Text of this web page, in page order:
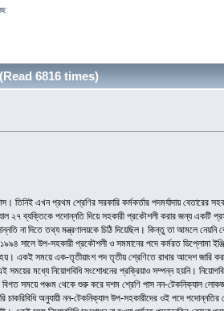
(Read 6816 times)
তিনিই এখন প্রথম শ্রেণির সরকারি কর্মকর্তার পদমর্যাদায়
ব্যক্তিকে পদোন্নতি দিয়ে সহকারী প্রকৌশলী করার জন্য একটি
না দিতে তথ্য মন্ত্রণালয়কে চিঠি দিয়েছিল। কিন্তু তা আমলে
১৯৯৪ সালে উপ-সহকারী প্রকৌশলী ও সমমানের পদে কর্মরত ডিপ্লোমা
হয়। একই সময়ে এক-তৃতীয়াংশ পদ তৃতীয় শ্রেণিতে রাখার আদেশ জারি
সময়ের মধ্যে নিয়োগবিধি সংশোধনের প্রক্রিয়াও সম্পন্ন হয়নি।
সময়ে পঞ্চম থেকে শুরু করে দশম শ্রেণি পাস নন-টেকনিক্যাল
অনুযায়ী নন-টেকনিক্যাল উপ-সহকারীদের ওই পদে